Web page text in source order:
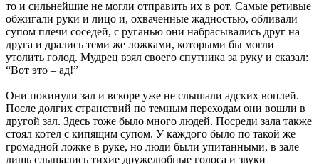
то и сильнейшие не могли отправить их в рот. Самые ретивые
обжигали руки и лицо и, охваченные жадностью, обливали
супом плечи соседей, с руганью они набрасывались друг на
друга и дрались теми же ложками, которыми бы могли
утолить голод. Мудрец взял своего спутника за руку и сказал:
“Вот это – ад!”
Они покинули зал и вскоре уже не слышали адских воплей.
После долгих странствий по темным переходам они вошли в
другой зал. Здесь тоже было много людей. Посреди зала также
стоял котел с кипящим супом. У каждого было по такой же
громадной ложке в руке, но люди были упитанными, в зале
лишь слышались тихие дружелюбные голоса и звуки